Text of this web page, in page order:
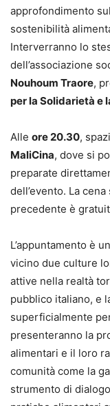
approfondimento
sostenibilità
Interverranno lo
dell’associazione
Nouhoum Traore,
per la Solidarietà e
Alle ore 20.30,
MaliCina, dove si
preparate
dell’evento. La
precedente è
L’appuntamento è
vicino due culture
attive nella realtà
pubblico italiano, e
superficialmente
presenteranno la
alimentari e il loro
comunità come la
strumento di